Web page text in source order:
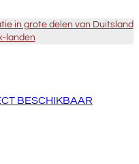
in grote delen van Duitsland
landen
BESCHIKBAAR